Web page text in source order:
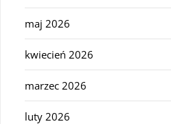
maj 2026
kwiecień 2026
marzec 2026
luty 2026